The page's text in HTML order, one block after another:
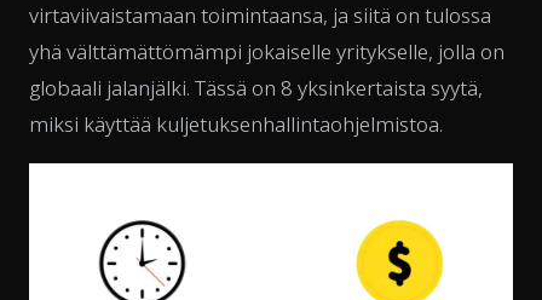
virtaviivaistamaan toimintaansa, ja siitä on tulossa
yhä välttämättömämpi jokaiselle yritykselle, jolla on
globaali jalanjälki. Tässä on 8 yksinkertaista syytä,
miksi käyttää kuljetuksenhallintaohjelmistoa.